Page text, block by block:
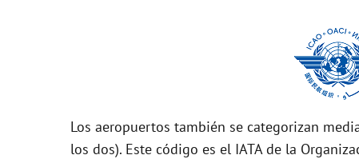
V
i
d
Los aeropuertos también se categorizan
los dos). Este código es el IATA de la